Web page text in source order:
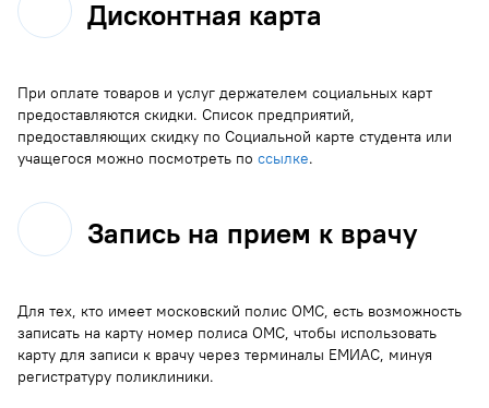
Дисконтная карта
При оплате товаров и услуг держателем социальных карт
предоставляются скидки. Список предприятий,
предоставляющих скидку по Социальной карте студента или
учащегося можно посмотреть по ссылке.
Запись на прием к врачу
Для тех, кто имеет московский полис ОМС, есть возможность
записать на карту номер полиса ОМС, чтобы использовать
карту для записи к врачу через терминалы ЕМИАС, минуя
регистратуру поликлиники.